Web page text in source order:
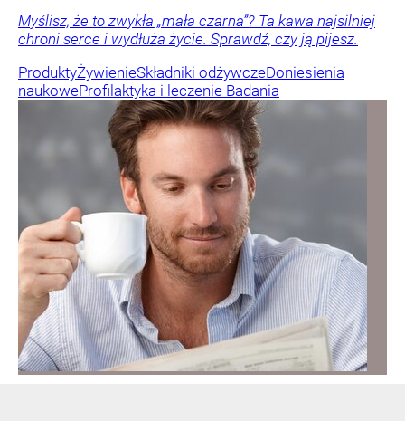
Myślisz, że to zwykła „mała czarna”? Ta kawa najsilniej
chroni serce i wydłuża życie. Sprawdź, czy ją pijesz.
ProduktyŻywienieSkładniki odżywczeDoniesienia
naukoweProfilaktyka i leczenie Badania